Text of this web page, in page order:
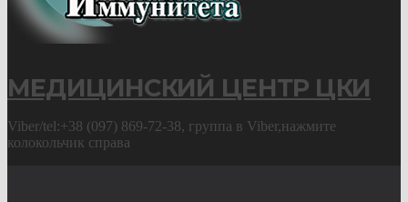
МЕДИЦИНСКИЙ ЦЕНТР ЦКИ
Viber/tel:+38 (097) 869-72-38, группа в Viber,нажмите
колокольчик справа